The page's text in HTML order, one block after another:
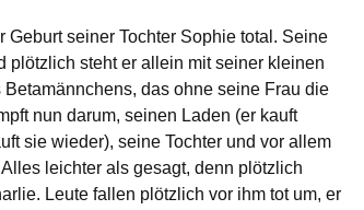
seiner Tochter Sophie total. Seine
plötzlich steht er allein mit seiner kleinen
das ohne seine Frau die
nun darum, seinen Laden (er kauft
sie wieder), seine Tochter und vor allem
leichter als gesagt, denn plötzlich
Leute fallen plötzlich vor ihm tot um, er